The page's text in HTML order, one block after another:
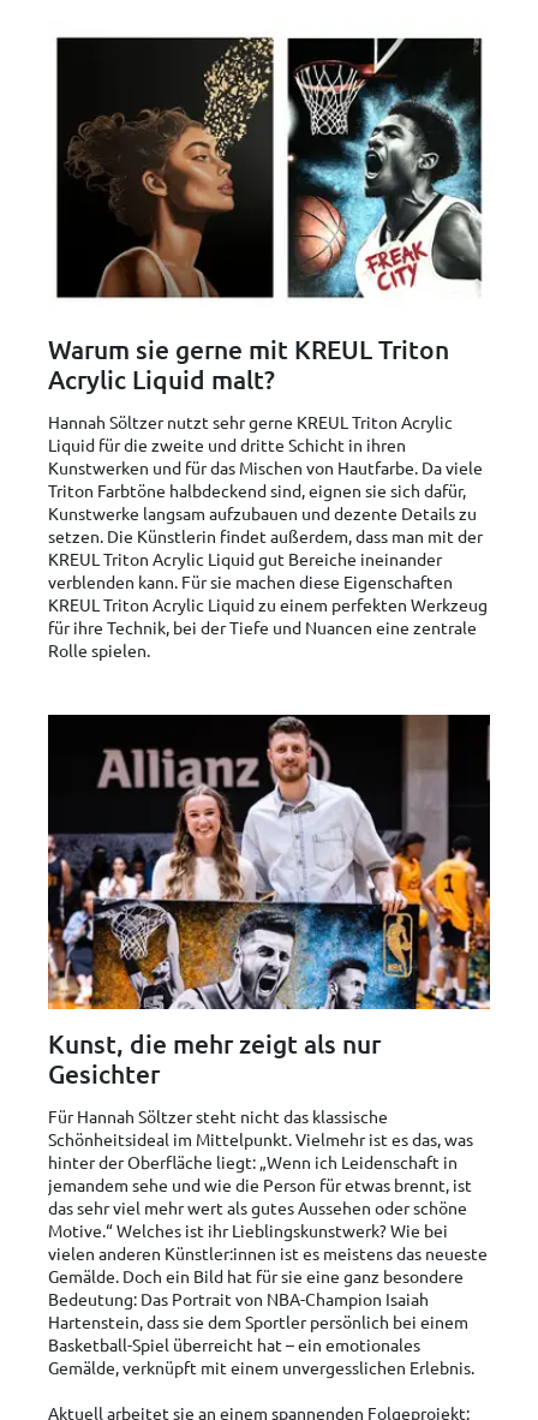
Warum sie gerne mit KREUL Triton
Acrylic Liquid malt?
Hannah Söltzer nutzt sehr gerne KREUL Triton Acrylic
Liquid für die zweite und dritte Schicht in ihren
Kunstwerken und für das Mischen von Hautfarbe. Da viele
Triton Farbtöne halbdeckend sind, eignen sie sich dafür,
Kunstwerke langsam aufzubauen und dezente Details zu
setzen. Die Künstlerin findet außerdem, dass man mit der
KREUL Triton Acrylic Liquid gut Bereiche ineinander
verblenden kann. Für sie machen diese Eigenschaften
KREUL Triton Acrylic Liquid zu einem perfekten Werkzeug
für ihre Technik, bei der Tiefe und Nuancen eine zentrale
Rolle spielen.
Kunst, die mehr zeigt als nur
Gesichter
Für Hannah Söltzer steht nicht das klassische
Schönheitsideal im Mittelpunkt. Vielmehr ist es das, was
hinter der Oberfläche liegt: „Wenn ich Leidenschaft in
jemandem sehe und wie die Person für etwas brennt, ist
das sehr viel mehr wert als gutes Aussehen oder schöne
Motive.“ Welches ist ihr Lieblingskunstwerk? Wie bei
vielen anderen Künstler:innen ist es meistens das neueste
Gemälde. Doch ein Bild hat für sie eine ganz besondere
Bedeutung: Das Portrait von NBA-Champion Isaiah
Hartenstein, dass sie dem Sportler persönlich bei einem
Basketball-Spiel überreicht hat – ein emotionales
Gemälde, verknüpft mit einem unvergesslichen Erlebnis.
Aktuell arbeitet sie an einem spannenden Folgeprojekt: